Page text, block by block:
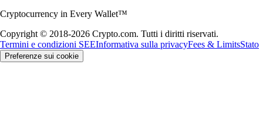
Cryptocurrency in Every Wallet™
Copyright © 2018-2026 Crypto.com. Tutti i diritti riservati.
Termini e condizioni SEEInformativa sulla privacyFees & LimitsStato
Preferenze sui cookie